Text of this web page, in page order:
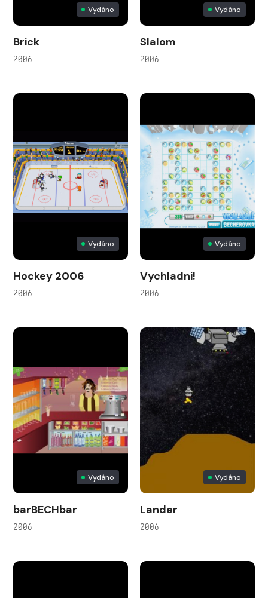
Vydáno
Brick
2006
Vydáno
Slalom
2006
Vydáno
Hockey 2006
2006
Vydáno
Vychladni!
2006
Vydáno
barBECHbar
2006
Vydáno
Lander
2006